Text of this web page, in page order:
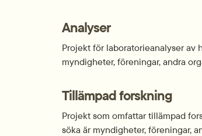
Analyser
Projekt för laboratorieanalyser av
myndigheter, föreningar, andra
Tillämpad forskning
Projekt som omfattar tillämpad
söka är myndigheter, föreningar,